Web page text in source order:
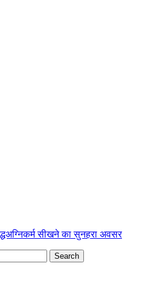
विद्धअग्निकर्म सीखने का सुनहरा अवसर